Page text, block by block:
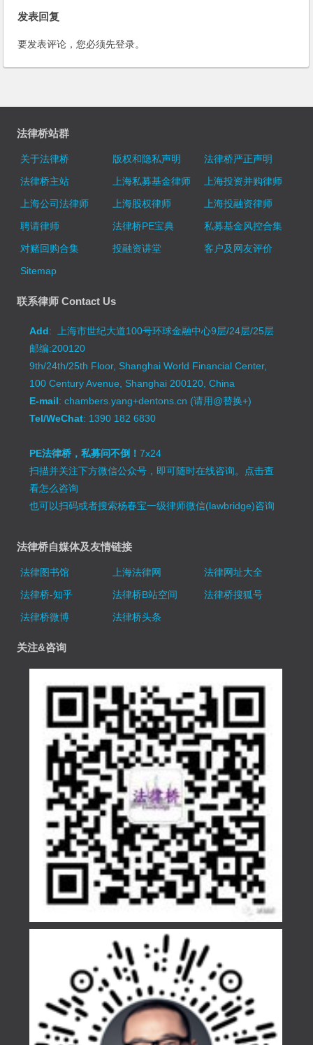
发表回复
要发表评论，您必须先登录。
法律桥站群
关于法律桥 版权和隐私声明
法律桥严正声明
法律桥主站
上海私募基金律师
上海投资并购律师
上海公司法律师
上海股权律师
上海投融资律师
聘请律师
法律桥PE宝典
私募基金风控合集
对赌回购合集
投融资讲堂
客户及网友评价
Sitemap
联系律师 Contact Us
Add: 上海市世纪大道100号环球金融中心9层/24层/25层
邮编:200120
9th/24th/25th Floor, Shanghai World Financial Center,
100 Century Avenue, Shanghai 200120, China
E-mail: chambers.yang+dentons.cn (请用@替换+)
Tel/WeChat: 1390 182 6830
PE法律桥，私募问不倒！7x24
扫描并关注下方微信公众号，即可随时在线咨询。 点击查
看怎么咨询
也可以扫码或者搜索杨春宝一级律师微信(lawbridge)咨询
法律桥自媒体及友情链接
法律图书馆 上海法律网
法律网址大全
法律桥-知乎
法律桥B站空间
法律桥搜狐号
法律桥微博
法律桥头条
关注&咨询